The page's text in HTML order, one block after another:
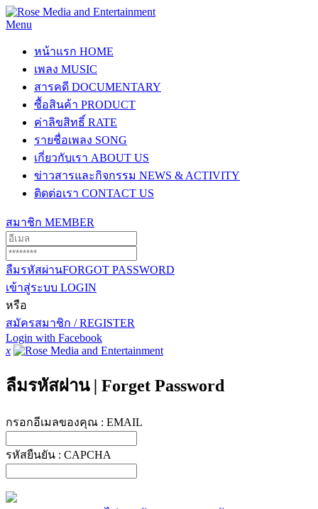
Menu
หน้าแรก HOME
เพลง MUSIC
สารคดี DOCUMENTARY
ซื้อสินค้า PRODUCT
ค่าลิขสิทธิ์ RATE
รายชื่อเพลง SONG
เกี่ยวกับเรา ABOUT US
ข่าวสารและกิจกรรม NEWS & ACTIVITY
ติดต่อเรา CONTACT US
สมาชิก MEMBER
ลืมรหัสผ่านFORGOT PASSWORD
เข้าสู่ระบบ LOGIN
หรือ
สมัครสมาชิก / REGISTER
Login with Facebook
x
ลืมรหัสผ่าน | Forget Password
กรอกอีเมลของคุณ : EMAIL
รหัสยืนยัน : CAPCHA